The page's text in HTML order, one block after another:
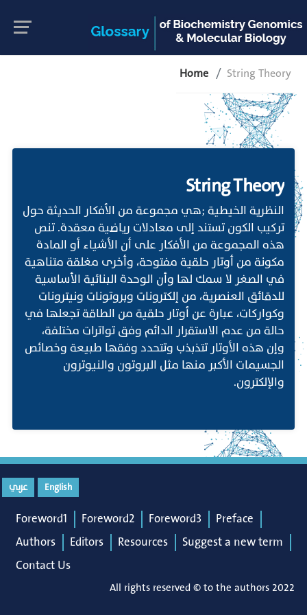
Home String Theory
String Theory
النظرية الخيطية ;هي مجموعة من الأفكار الحديثة حول
تركيب الكون تستند إلى معادلات رياضية معقدة. تنص
هذه المجموعة من الأفكار على أن الأشياء أو المادة
مكونة من أوتار حلقية مفتوحة، وأخرى مغلقة متناهية
في الصغر لا سمك لها وأن الوحدة البنائية الأساسية
للدقائق العنصرية، من إلكترونات وبروتونات ونيترونات
وكواركات، عبارة عن أوتار حلقية من الطاقة تجعلها في
حالة من عدم الاستقرار الدائم وفق تواترات مختلفة،
وإن هذه الأوتار تتذبذب وتتحدد وفقها طبيعة وخصائص
الجسيمات الأكبر منها مثل البروتون والنيوترون
والإلكترون.
English عربي
Foreword1 Foreword2 Foreword3
Preface
Authors
Editors Resources
Suggest a new term
Contact Us
All rights reserved © to the authors 2022